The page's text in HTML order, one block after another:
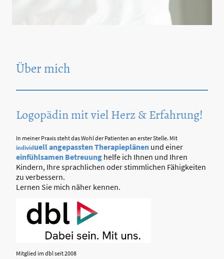
Über mich
Logopädin mit viel Herz & Erfahrung!
In meiner Praxis steht das Wohl der Patienten an erster Stelle. Mit
individuell angepassten Therapieplänen und einer
einfühlsamen Betreuung helfe ich Ihnen und Ihren
Kindern, Ihre sprachlichen oder stimmlichen Fähigkeiten
zu verbessern.
Lernen Sie mich näher kennen.
Mitglied im dbl seit 2008